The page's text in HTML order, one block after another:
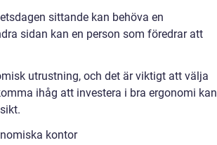
sittande kan behöva en
sidan kan en person som föredrar att
utrustning, och det är viktigt att välja
ihåg att investera i bra ergonomi kan
kontor